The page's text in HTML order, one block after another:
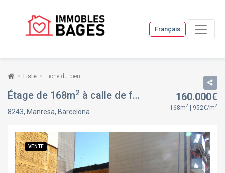
Français
Liste Fiche du bien
Étage de 168m2 à calle de fra jacint coma i galí, 38, à Manresa, Barcelona
8243, Manresa, Barcelona
160.000€
168m2 | 952€/m2
VENTE